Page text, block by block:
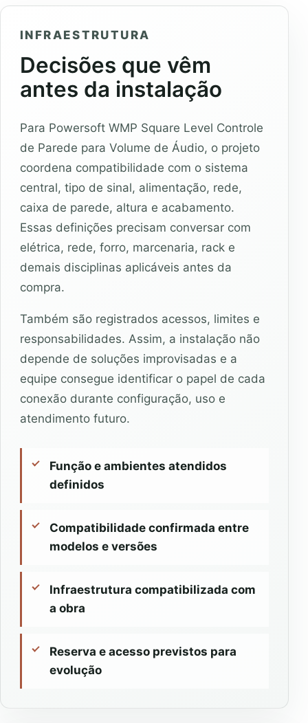
INFRAESTRUTURA
Decisões que vêm
antes da instalação
Para Powersoft WMP Square Level Controle
de Parede para Volume de Áudio, o projeto
coordena compatibilidade com o sistema
central, tipo de sinal, alimentação, rede,
caixa de parede, altura e acabamento.
Essas definições precisam conversar com
elétrica, rede, forro, marcenaria, rack e
demais disciplinas aplicáveis antes da
compra.
Também são registrados acessos, limites e
responsabilidades. Assim, a instalação não
depende de soluções improvisadas e a
equipe consegue identificar o papel de cada
conexão durante configuração, uso e
atendimento futuro.
Função e ambientes atendidos
definidos
Compatibilidade confirmada entre
modelos e versões
Infraestrutura compatibilizada com
a obra
Reserva e acesso previstos para
evolução